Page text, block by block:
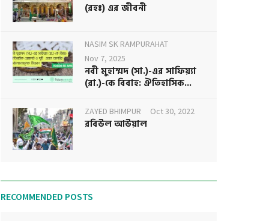
(রহঃ) এর জীবনী
NASIM SK RAMPURAHAT
Nov 7, 2025
নবী মুহাম্মদ (সা.)-এর সাফিয়্যা
(রা.)-কে বিবাহ: ঐতিহাসিক...
ZAYED BHIMPUR Oct 30, 2022
রবিউল আউয়াল
RECOMMENDED POSTS